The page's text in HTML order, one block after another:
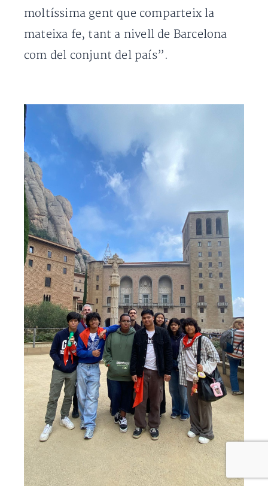
moltíssima gent que comparteix la
mateixa fe, tant a nivell de Barcelona
com del conjunt del país”.